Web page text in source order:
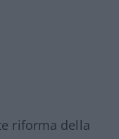
riforma della